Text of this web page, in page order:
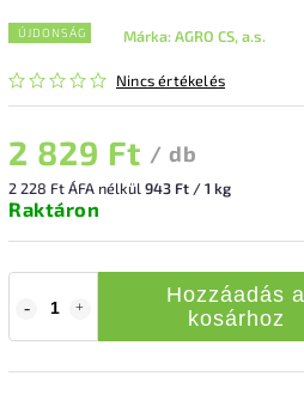
ÚJDONSÁG
Nincs értékelés
Márka:AGRO CS, a.s.
2 829 Ft / db
2 228 Ft ÁFA nélkül 943 Ft / 1 kg
Raktáron
Hozzáadás a
kosárhoz